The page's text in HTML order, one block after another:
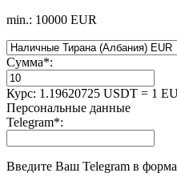
min.: 10000 EUR
Сумма*:
Курс: 1.19620725 USDT = 1
Персональные данные
Telegram*:
Введите Ваш Telegram в